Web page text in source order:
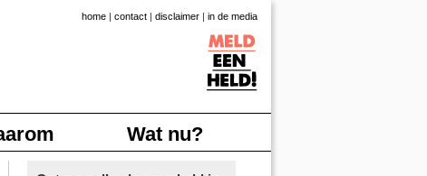
home | contact | disclaimer | in de media
Wat nu?